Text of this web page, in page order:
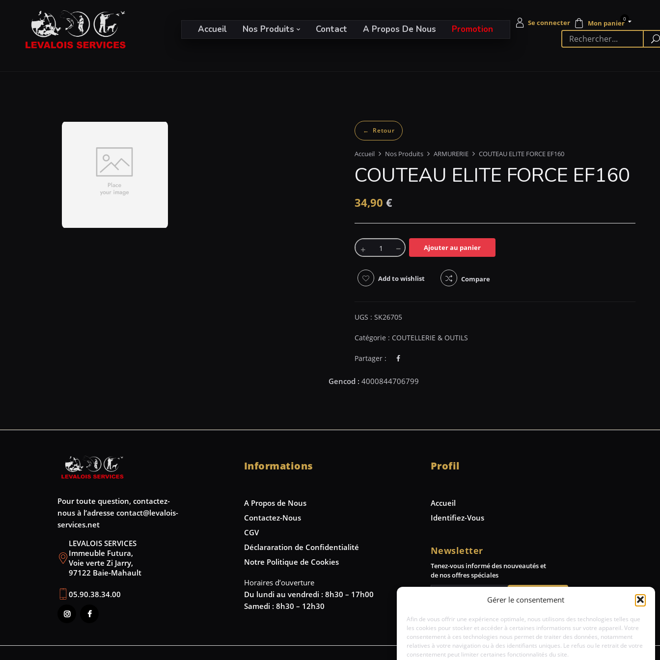
Gérer le consentement
Afin de vous offrir une expérience optimale, nous utilisons des technologies telles que
les cookies pour stocker et accéder à certaines informations sur votre appareil. Votre
consentement à ces technologies nous permet de traiter des données, notamment
relatives à votre navigation ou à des identifiants uniques. Le refus ou le retrait de votre
consentement peut limiter certaines fonctionnalités du site.
Accueil Nos Produits Contact A Propos De Nous Promotion
0
Accueil Nos Produits ARMURERIE COUTEAU ELITE FORCE EF160
COUTEAU ELITE FORCE EF160
34,90 €
Ajouter au panier
Add to wishlist Compare
UGS : SK26705
Catégorie : COUTELLERIE & OUTILS
Partager :
Pour toute question, contactez-
nous à l’adresse contact@levalois-
services.net
LEVALOIS SERVICES
Immeuble Futura,
Voie verte Zi Jarry,
97122 Baie-Mahault
05.90.38.34.00
Informations
A Propos de Nous
Contactez-Nous
CGV
Déclararation de Confidentialité
Notre Politique de Cookies
Horaires d’ouverture
Du lundi au vendredi : 8h30 – 17h00
Samedi : 8h30 – 12h30
Profil
Accueil
Identifiez-Vous
Newsletter
Tenez-vous informé des nouveautés et
de nos offres spéciales